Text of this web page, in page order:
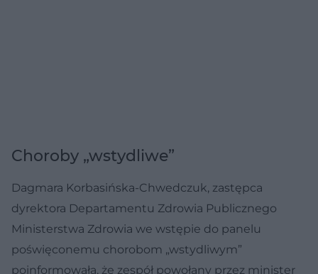
Choroby „wstydliwe”
Dagmara Korbasińska-Chwedczuk, zastępca
dyrektora Departamentu Zdrowia Publicznego
Ministerstwa Zdrowia we wstępie do panelu
poświęconemu chorobom „wstydliwym”
poinformowała, że zespół powołany przez minister